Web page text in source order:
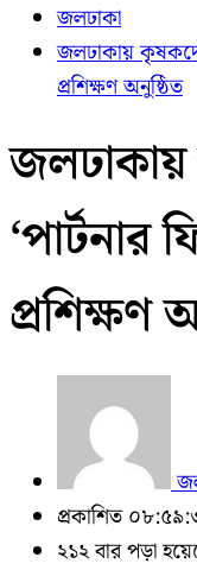
জলঢাকা
জলঢাকায়
প্রশিক্ষণ অনুষ্ঠিত
‘পার্টনার
প্রশিক্ষণ
প্রকাশিত
২১২ বার পড়া